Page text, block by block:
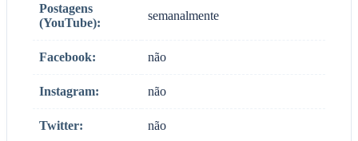
Postagens
(YouTube):
semanalmente
Facebook: não
Instagram: não
Twitter: não